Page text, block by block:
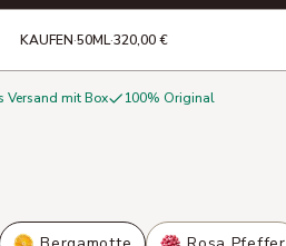
KAUFEN·50ML·320,00 €
Versand mit Box 100% Original